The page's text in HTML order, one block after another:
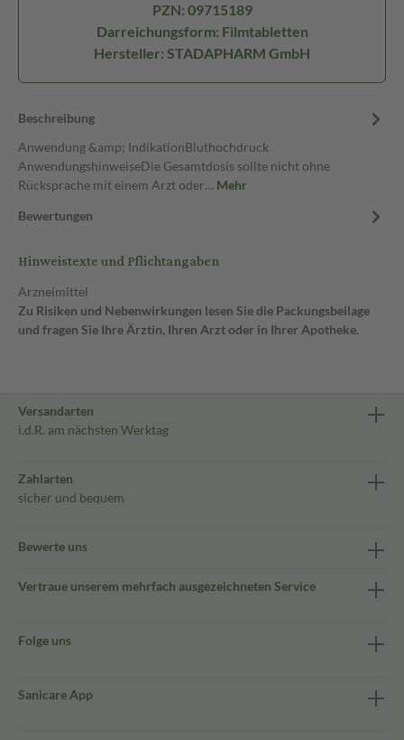
PZN: 09715189
Darreichungsform: Filmtabletten
Hersteller: STADAPHARM GmbH
Beschreibung
Anwendung &amp; IndikationBluthochdruck
AnwendungshinweiseDie Gesamtdosis sollte nicht ohne
Rücksprache mit einem Arzt oder… Mehr
Bewertungen
Hinweistexte und Pflichtangaben
Arzneimittel
Zu Risiken und Nebenwirkungen lesen Sie die Packungsbeilage
und fragen Sie Ihre Ärztin, Ihren Arzt oder in Ihrer Apotheke.
Versandarten
i.d.R. am nächsten Werktag
Zahlarten
sicher und bequem
Bewerte uns
Vertraue unserem mehrfach ausgezeichneten Service
Folge uns
Sanicare App